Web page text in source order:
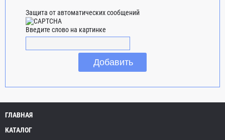
Защита от автоматических сообщений
Введите слово на картинке
ГЛАВНАЯ
КАТАЛОГ